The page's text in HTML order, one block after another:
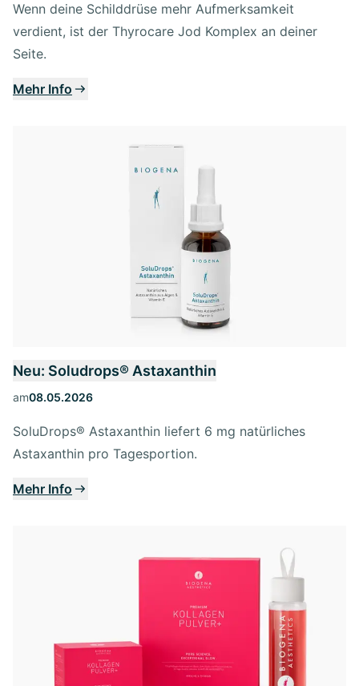
Wenn deine Schilddrüse mehr Aufmerksamkeit
verdient, ist der Thyrocare Jod Komplex an deiner
Seite.
Mehr Info
Neu: Soludrops® Astaxanthin
am08.05.2026
SoluDrops® Astaxanthin liefert 6 mg natürliches
Astaxanthin pro Tagesportion.
Mehr Info